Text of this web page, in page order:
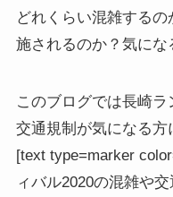
どれくらい混雑する
施されるのか？気にな
このブログでは長崎ラ
交通規制が気になる方
[text type=marker
ィバル2020の混雑や